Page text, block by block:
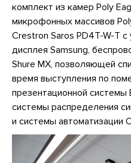
комплект из камер Poly
микрофонных массивов
Crestron Saros PD4T-W-T
дисплея Samsung,
Shure MX, позволяющей
время выступления по
презентационной системы
системы распределения
и системы автоматизации